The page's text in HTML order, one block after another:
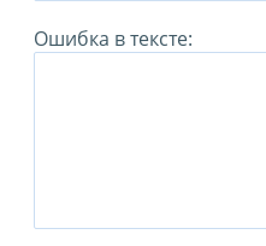
Ошибка в тексте: